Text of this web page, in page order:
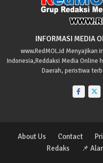
INFORMASI MEDIA
www.RedMOL.id Menyajikan
Indonesia,Reddaksi Media Online
Daerah, peristiwa
About Us Contact
Redaks
📌